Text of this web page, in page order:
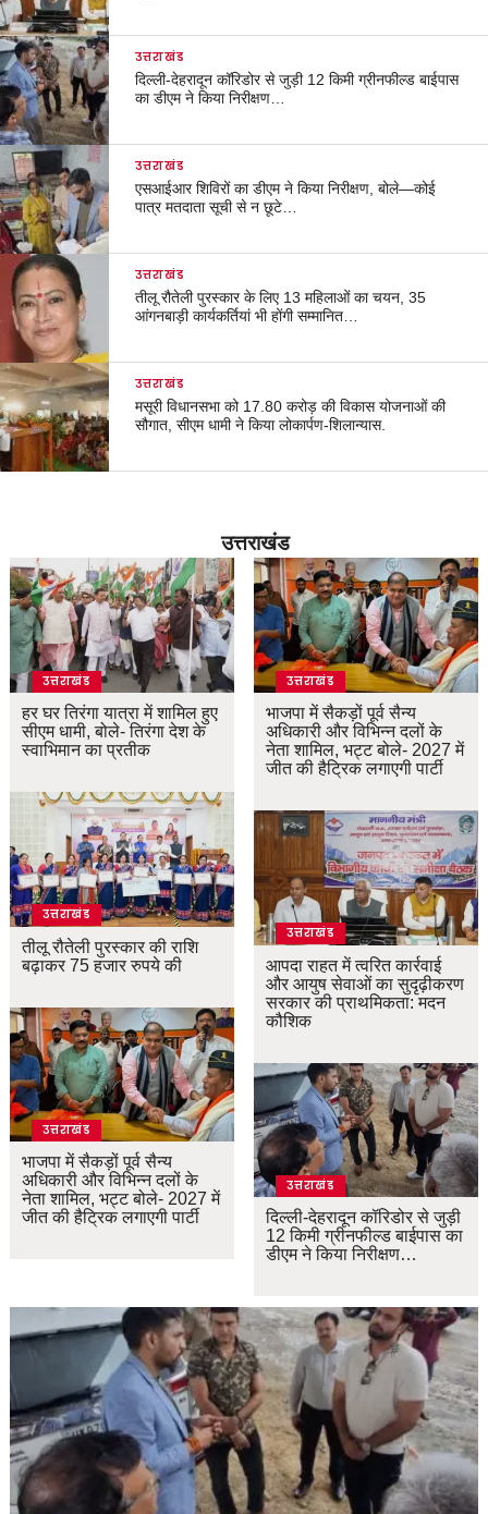
उत्तराखंड
दिल्ली-देहरादून कॉरिडोर से जुड़ी 12 किमी ग्रीनफील्ड बाईपास
का डीएम ने किया निरीक्षण…
उत्तराखंड
एसआईआर शिविरों का डीएम ने किया निरीक्षण, बोले—कोई
पात्र मतदाता सूची से न छूटे…
उत्तराखंड
तीलू रौतेली पुरस्कार के लिए 13 महिलाओं का चयन, 35
आंगनबाड़ी कार्यकर्तियां भी होंगी सम्मानित…
उत्तराखंड
मसूरी विधानसभा को 17.80 करोड़ की विकास योजनाओं की
सौगात, सीएम धामी ने किया लोकार्पण-शिलान्यास.
उत्तराखंड
उत्तराखंड
हर घर तिरंगा यात्रा में शामिल हुए
सीएम धामी, बोले- तिरंगा देश के
स्वाभिमान का प्रतीक
उत्तराखंड
तीलू रौतेली पुरस्कार की राशि
बढ़ाकर 75 हजार रुपये की
उत्तराखंड
भाजपा में सैकड़ों पूर्व सैन्य
अधिकारी और विभिन्न दलों के
नेता शामिल, भट्ट बोले- 2027 में
जीत की हैट्रिक लगाएगी पार्टी
उत्तराखंड
भाजपा में सैकड़ों पूर्व सैन्य
अधिकारी और विभिन्न दलों के
नेता शामिल, भट्ट बोले- 2027 में
जीत की हैट्रिक लगाएगी पार्टी
उत्तराखंड
आपदा राहत में त्वरित कार्रवाई
और आयुष सेवाओं का सुदृढ़ीकरण
सरकार की प्राथमिकता: मदन
कौशिक
उत्तराखंड
दिल्ली-देहरादून कॉरिडोर से जुड़ी
12 किमी ग्रीनफील्ड बाईपास का
डीएम ने किया निरीक्षण…